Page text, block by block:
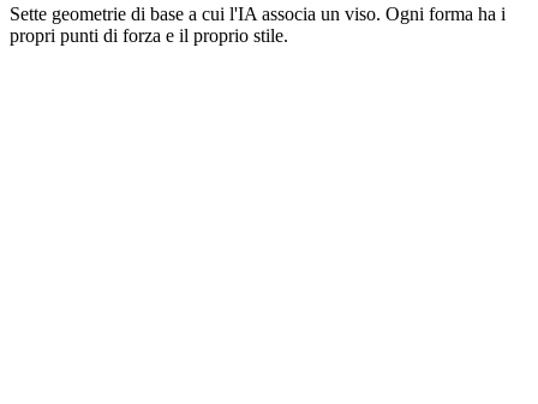
Sette geometrie di base a cui l'IA associa un viso. Ogni forma ha i
propri punti di forza e il proprio stile.